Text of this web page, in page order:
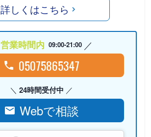
詳しくはこちら
営業時間内 09:00-21:00
05075865347
24時間受付中
Webで相談